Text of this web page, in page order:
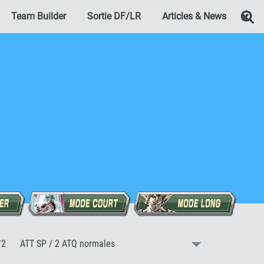
Team Builder Sortie DF/LR Articles & News